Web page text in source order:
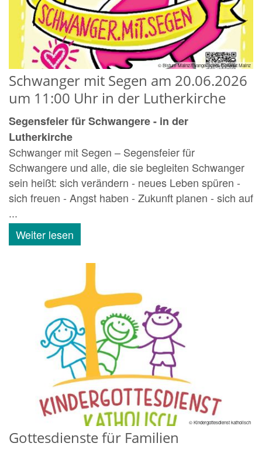
© Bistum Mainz/Evangelisches Dekanat Mainz
Schwanger mit Segen am 20.06.2026
um 11:00 Uhr in der Lutherkirche
Segensfeier für Schwangere - in der
Lutherkirche
Schwanger mit Segen – Segensfeier für
Schwangere und alle, die sie begleiten Schwanger
sein heißt: sich verändern - neues Leben spüren -
sich freuen - Angst haben - Zukunft planen - sich auf
...
Weiter lesen
© Kindergottesdienst katholisch
Gottesdienste für Familien